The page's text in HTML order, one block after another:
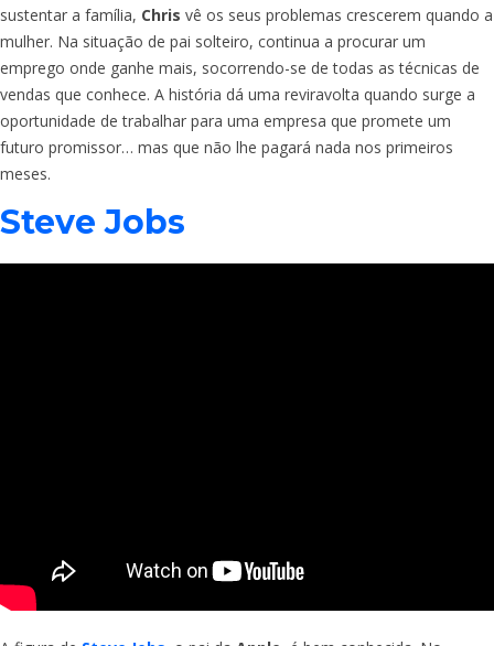
sustentar a família, Chris vê os seus problemas crescerem quando a
mulher. Na situação de pai solteiro, continua a procurar um
emprego onde ganhe mais, socorrendo-se de todas as técnicas de
vendas que conhece. A história dá uma reviravolta quando surge a
oportunidade de trabalhar para uma empresa que promete um
futuro promissor… mas que não lhe pagará nada nos primeiros
meses.
Steve Jobs